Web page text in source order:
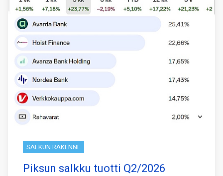
SALKUN RAKENNE
Piksun salkku tuotti Q2/2026